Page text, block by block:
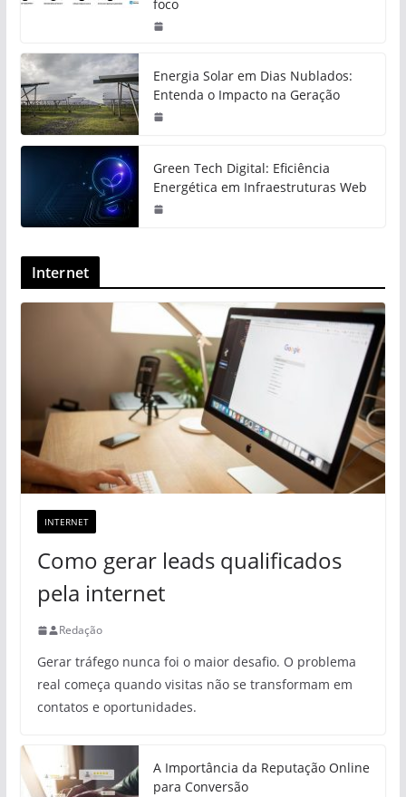
foco
Energia Solar em Dias Nublados:
Entenda o Impacto na Geração
Green Tech Digital: Eficiência
Energética em Infraestruturas Web
Internet
INTERNET
Como gerar leads qualificados
pela internet
Redação
Gerar tráfego nunca foi o maior desafio. O problema
real começa quando visitas não se transformam em
contatos e oportunidades.
A Importância da Reputação Online
para Conversão